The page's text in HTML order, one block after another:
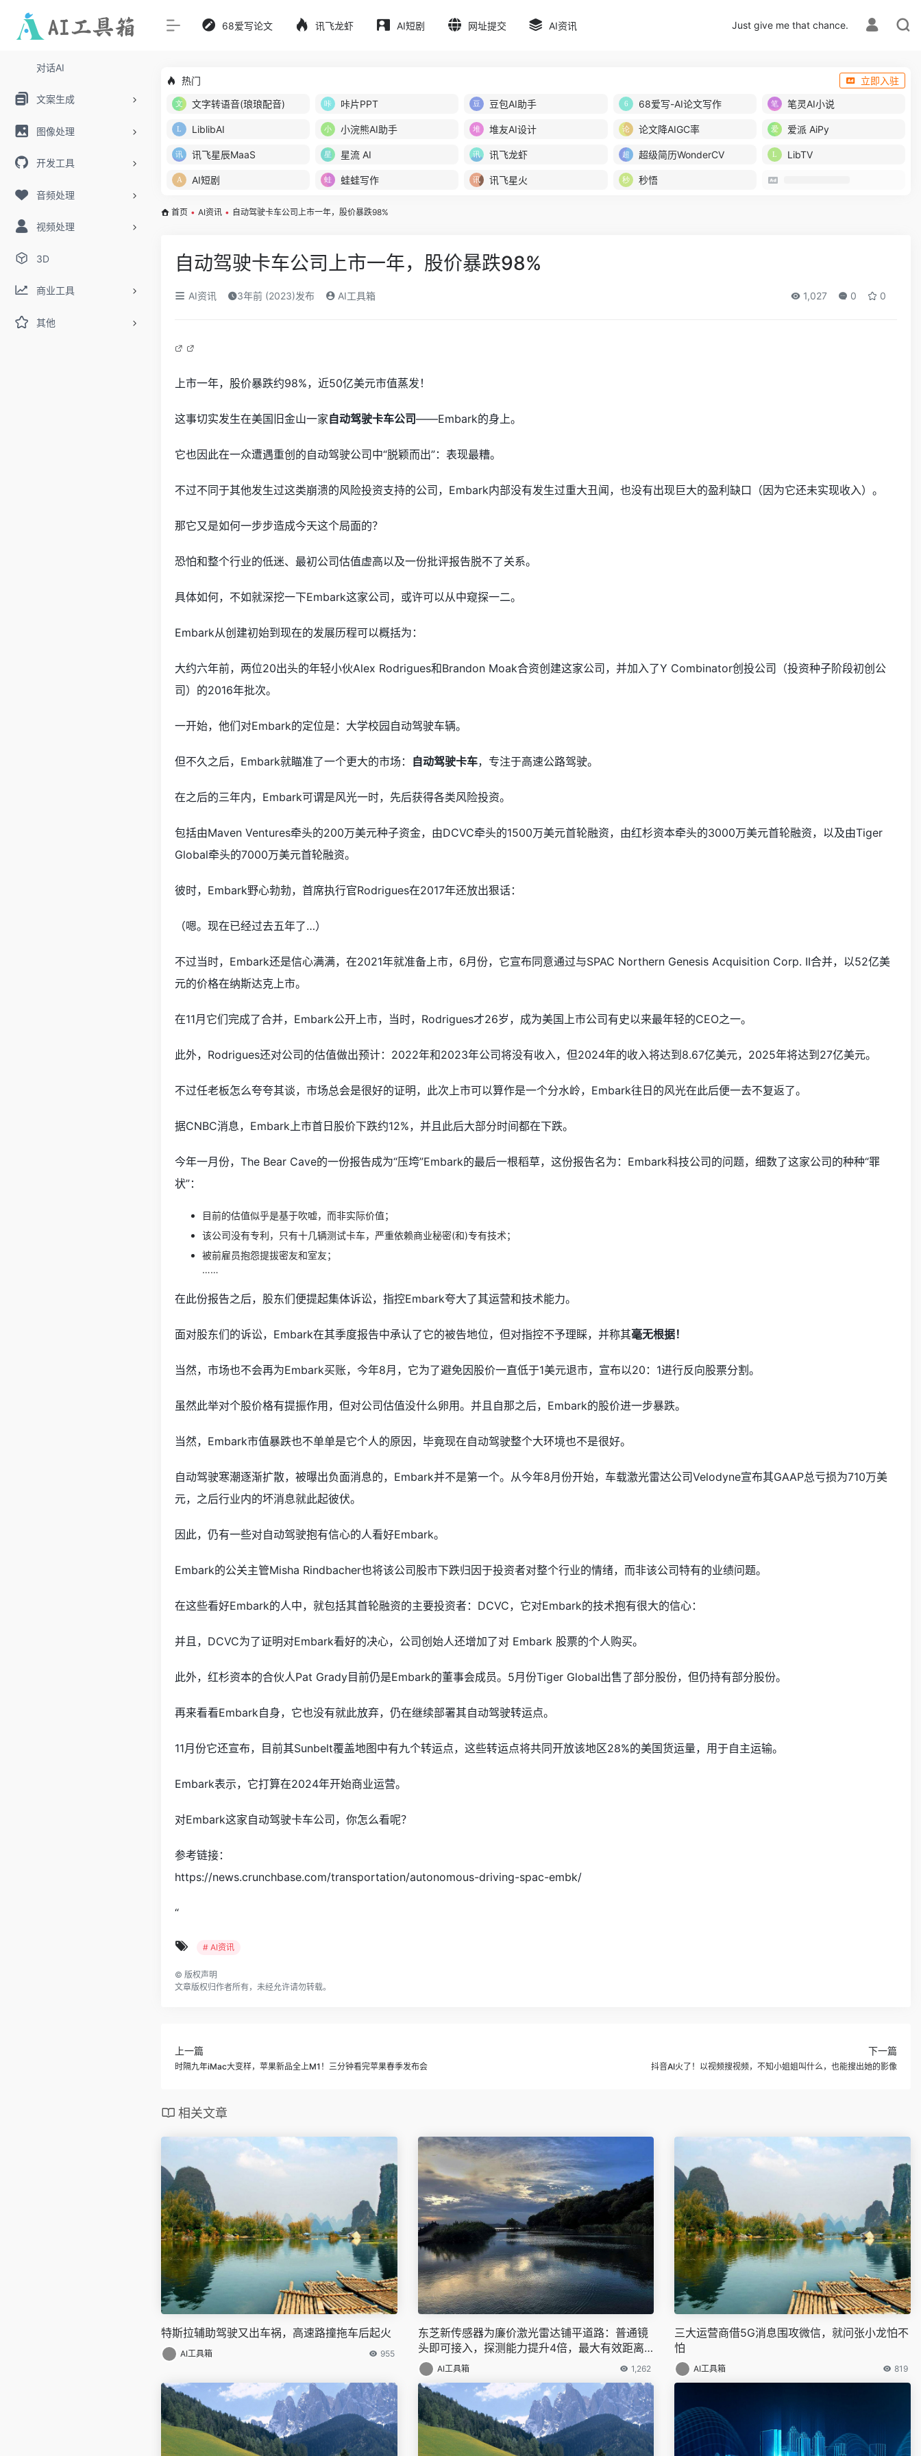
对话AI
文案生成
图像处理
开发工具
音频处理
视频处理
3D
商业工具
其他
68爱写论文 讯飞龙虾 AI短剧 网址提交 AI资讯 Just give me that chance.
热门
立即入驻
文字转语音(琅琅配音)
咔片PPT 豆包AI助手 68爱写-AI论文写作 笔灵AI小说
LiblibAI 小浣熊AI助手 堆友AI设计 论文降AIGC率 爱派 AiPy
讯飞星辰MaaS 星流 AI 讯飞龙虾 超级简历WonderCV LibTV
AI短剧 蛙蛙写作 讯飞星火 秒悟
首页 • AI资讯 • 自动驾驶卡车公司上市一年，股价暴跌98%
自动驾驶卡车公司上市一年，股价暴跌98%
AI资讯 3年前 (2023)发布 AI工具箱 1,027 0 0
上市一年，股价暴跌约98%，近50亿美元市值蒸发！
这事切实发生在美国旧金山一家自动驾驶卡车公司——Embark的身上。
它也因此在一众遭遇重创的自动驾驶公司中“脱颖而出”：表现最糟。
不过不同于其他发生过这类崩溃的风险投资支持的公司，Embark内部没有发生过重大丑闻，也没有出现巨大的盈利缺口（因为它还未实现收入）。
那它又是如何一步步造成今天这个局面的？
恐怕和整个行业的低迷、最初公司估值虚高以及一份批评报告脱不了关系。
具体如何，不如就深挖一下Embark这家公司，或许可以从中窥探一二。
Embark从创建初始到现在的发展历程可以概括为：
大约六年前，两位20出头的年轻小伙Alex Rodrigues和Brandon Moak合资创建这家公司，并加入了Y Combinator创投公司（投资种子阶段初创公
司）的2016年批次。
一开始，他们对Embark的定位是：大学校园自动驾驶车辆。
但不久之后，Embark就瞄准了一个更大的市场： 自动驾驶卡车，专注于高速公路驾驶。
在之后的三年内，Embark可谓是风光一时，先后获得各类风险投资。
包括由Maven Ventures牵头的200万美元种子资金，由DCVC牵头的1500万美元首轮融资，由红杉资本牵头的3000万美元首轮融资，以及由Tiger
Global牵头的7000万美元首轮融资。
彼时，Embark野心勃勃，首席执行官Rodrigues在2017年还放出狠话：
（嗯。现在已经过去五年了…）
不过当时，Embark还是信心满满，在2021年就准备上市，6月份，它宣布同意通过与SPAC Northern Genesis Acquisition Corp. II合并，以52亿美
元的价格在纳斯达克上市。
在11月它们完成了合并，Embark公开上市，当时，Rodrigues才26岁，成为美国上市公司有史以来最年轻的CEO之一。
此外，Rodrigues还对公司的估值做出预计：2022年和2023年公司将没有收入，但2024年的收入将达到8.67亿美元，2025年将达到27亿美元。
不过任老板怎么夸夸其谈，市场总会是很好的证明，此次上市可以算作是一个分水岭，Embark往日的风光在此后便一去不复返了。
据CNBC消息，Embark上市首日股价下跌约12%，并且此后大部分时间都在下跌。
今年一月份，The Bear Cave的一份报告成为“压垮”Embark的最后一根稻草，这份报告名为：Embark科技公司的问题，细数了这家公司的种种“罪
状”：
目前的估值似乎是基于吹嘘，而非实际价值；
该公司没有专利，只有十几辆测试卡车，严重依赖商业秘密(和)专有技术；
被前雇员抱怨提拔密友和室友；
……
在此份报告之后，股东们便提起集体诉讼，指控Embark夸大了其运营和技术能力。
面对股东们的诉讼，Embark在其季度报告中承认了它的被告地位，但对指控不予理睬，并称其毫无根据！
当然，市场也不会再为Embark买账，今年8月，它为了避免因股价一直低于1美元退市，宣布以20：1进行反向股票分割。
虽然此举对个股价格有提振作用，但对公司估值没什么卵用。并且自那之后，Embark的股价进一步暴跌。
当然，Embark市值暴跌也不单单是它个人的原因，毕竟现在自动驾驶整个大环境也不是很好。
自动驾驶寒潮逐渐扩散，被曝出负面消息的，Embark并不是第一个。从今年8月份开始，车载激光雷达公司Velodyne宣布其GAAP总亏损为710万美
元，之后行业内的坏消息就此起彼伏。
因此，仍有一些对自动驾驶抱有信心的人看好Embark。
Embark的公关主管Misha Rindbacher也将该公司股市下跌归因于投资者对整个行业的情绪，而非该公司特有的业绩问题。
在这些看好Embark的人中，就包括其首轮融资的主要投资者：DCVC，它对Embark的技术抱有很大的信心：
并且，DCVC为了证明对Embark看好的决心，公司创始人还增加了对 Embark 股票的个人购买。
此外，红杉资本的合伙人Pat Grady目前仍是Embark的董事会成员。5月份Tiger Global出售了部分股份，但仍持有部分股份。
再来看看Embark自身，它也没有就此放弃，仍在继续部署其自动驾驶转运点。
11月份它还宣布，目前其Sunbelt覆盖地图中有九个转运点，这些转运点将共同开放该地区28%的美国货运量，用于自主运输。
Embark表示，它打算在2024年开始商业运营。
对Embark这家自动驾驶卡车公司，你怎么看呢？
参考链接：
https://news.crunchbase.com/transportation/autonomous-driving-spac-embk/
“
# AI资讯
© 版权声明
文章版权归作者所有，未经允许请勿转载。
上一篇
时隔九年iMac大变样，苹果新品全上M1！三分钟看完苹果春季发布会
下一篇
抖音AI火了！以视频搜视频，不知小姐姐叫什么，也能搜出她的影像
相关文章
特斯拉辅助驾驶又出车祸，高速路撞拖车后起火
AI工具箱 955
东芝新传感器为廉价激光雷达铺平道路：普通镜
头即可接入，探测能力提升4倍，最大有效距离
可达200米
AI工具箱 1,262
三大运营商借5G消息围攻微信，就问张小龙怕不
怕
AI工具箱 819